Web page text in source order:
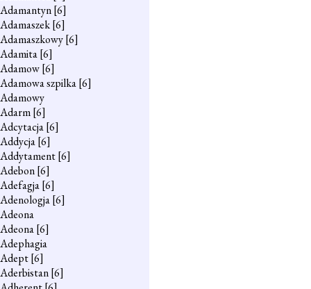
Adamantyn[6]
Adamaszek[6]
Adamaszkowy[6]
Adamita[6]
Adamow[6]
Adamowa szpilka[6]
Adamowy
Adarm[6]
Adcytacja[6]
Addycja[6]
Addytament[6]
Adebon[6]
Adefagja[6]
Adenologja[6]
Adeona
Adeona[6]
Adephagia
Adept[6]
Aderbistan[6]